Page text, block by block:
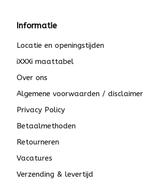
Informatie
Locatie en openingstijden
iXXXi maattabel
Over ons
Algemene voorwaarden / disclaimer
Privacy Policy
Betaalmethoden
Retourneren
Vacatures
Verzending & levertijd